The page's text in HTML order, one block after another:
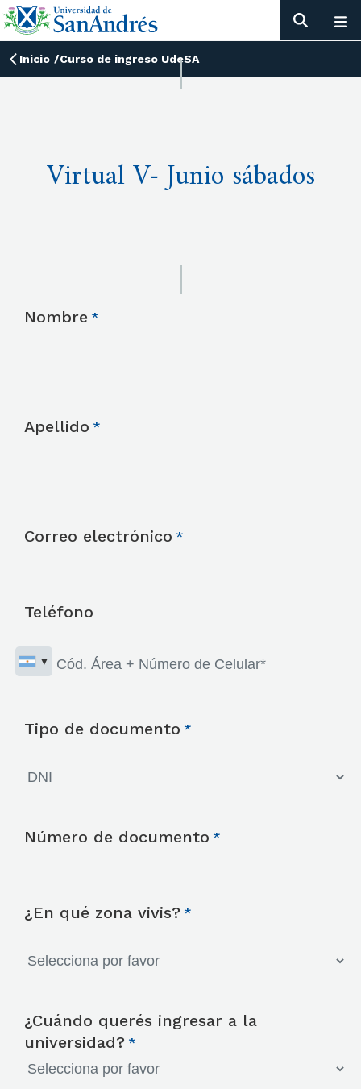
Inicio /Curso de ingreso UdeSA
Virtual V- Junio sábados
Nombre
Apellido
Correo electrónico
Teléfono
Tipo de documento
Número de documento
¿En qué zona vivis?
¿Cuándo querés ingresar a la
universidad?